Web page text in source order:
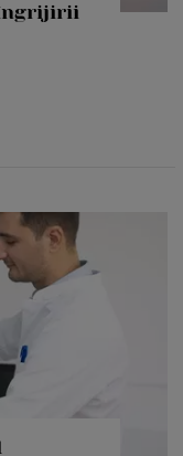
îngrijirii